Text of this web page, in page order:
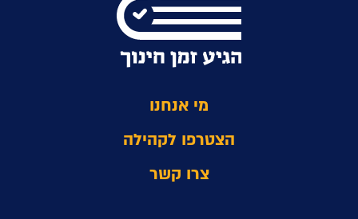
מי אנחנו
הצטרפו לקהילה
צרו קשר